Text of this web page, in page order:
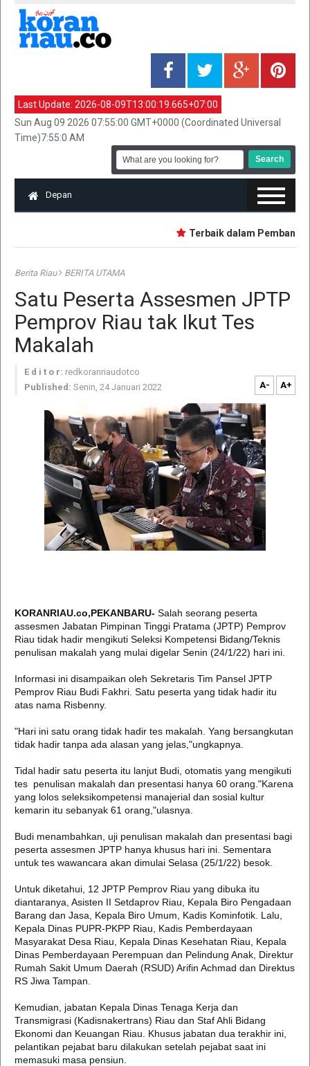
Last Update: 2026-08-09T13:00:19.665+07:00
Sun Aug 09 2026 07:55:00 GMT+0000 (Coordinated Universal
Time)7:55:0 AM
Depan
Terbaik dalam
Berita Riau BERITA UTAMA
Satu Peserta Assesmen JPTP
Pemprov Riau tak Ikut Tes
Makalah
E d i t o r: redkoranriaudotco
Published: Senin, 24 Januari 2022 A- A+
KORANRIAU.co,PEKANBARU- Salah seorang peserta
assesmen Jabatan Pimpinan Tinggi Pratama (JPTP) Pemprov
Riau tidak hadir mengikuti Seleksi Kompetensi Bidang/Teknis
penulisan makalah yang mulai digelar Senin (24/1/22) hari ini.
Informasi ini disampaikan oleh Sekretaris Tim Pansel JPTP
Pemprov Riau Budi Fakhri. Satu peserta yang tidak hadir itu
atas nama Risbenny.
"Hari ini satu orang tidak hadir tes makalah. Yang bersangkutan
tidak hadir tanpa ada alasan yang jelas,"ungkapnya.
Tidal hadir satu peserta itu lanjut Budi, otomatis yang mengikuti
tes penulisan makalah dan presentasi hanya 60 orang."Karena
yang lolos seleksikompetensi manajerial dan sosial kultur
kemarin itu sebanyak 61 orang,"ulasnya.
Budi menambahkan, uji penulisan makalah dan presentasi bagi
peserta assesmen JPTP hanya khusus hari ini. Sementara
untuk tes wawancara akan dimulai Selasa (25/1/22) besok.
Untuk diketahui, 12 JPTP Pemprov Riau yang dibuka itu
diantaranya, Asisten II Setdaprov Riau, Kepala Biro Pengadaan
Barang dan Jasa, Kepala Biro Umum, Kadis Kominfotik. Lalu,
Kepala Dinas PUPR-PKPP Riau, Kadis Pemberdayaan
Masyarakat Desa Riau, Kepala Dinas Kesehatan Riau, Kepala
Dinas Pemberdayaan Perempuan dan Pelindung Anak, Direktur
Rumah Sakit Umum Daerah (RSUD) Arifin Achmad dan Direktus
RS Jiwa Tampan.
Kemudian, jabatan Kepala Dinas Tenaga Kerja dan
Transmigrasi (Kadisnakertrans) Riau dan Staf Ahli Bidang
Ekonomi dan Keuangan Riau. Khusus jabatan dua terakhir ini,
pelantikan pejabat baru dilakukan setelah pejabat saat ini
memasuki masa pensiun.